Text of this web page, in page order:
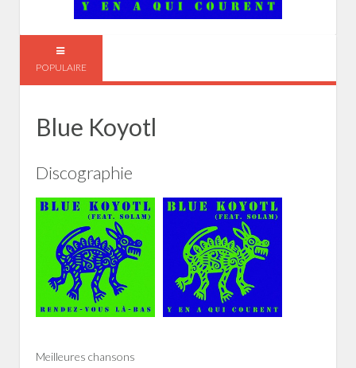
POPULAIRE
Blue Koyotl
Discographie
Meilleures chansons